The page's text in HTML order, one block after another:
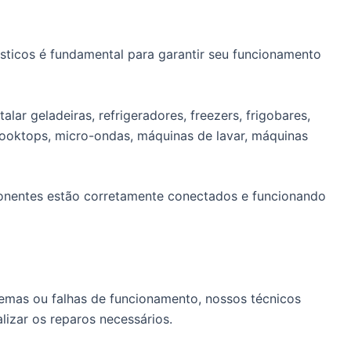
é fundamental para garantir seu funcionamento
geladeiras, refrigeradores, freezers, frigobares,
micro-ondas, máquinas de lavar, máquinas
estão corretamente conectados e funcionando
ou falhas de funcionamento, nossos técnicos
os reparos necessários.